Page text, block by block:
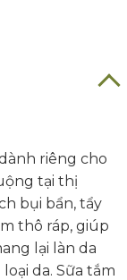
riêng cho
tại thị
bụi bẩn, tẩy
thô ráp, giúp
lại làn da
da. Sữa tắm